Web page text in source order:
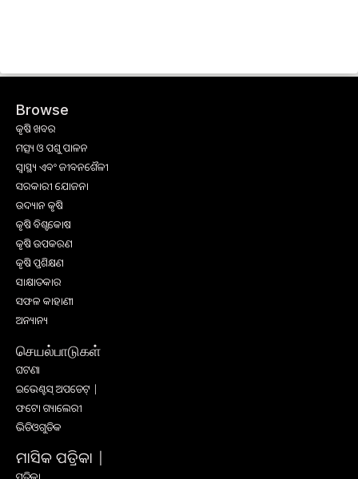
Browse
କୃଷି ଖବର
ମତ୍ସ୍ୟ ଓ ପଶୁ ପାଳନ
ସ୍ୱାସ୍ଥ୍ୟ ଏବଂ ଜୀବନଶୈଳୀ
ସରକାରୀ ଯୋଜନା
ଉଦ୍ୟାନ କୃଷି
କୃଷି ବିଶ୍ବକୋଷ
କୃଷି ଉପକରଣ
କୃଷି ପ୍ରଶିକ୍ଷଣ
ସାକ୍ଷାତକାର
ସଫଳ କାହାଣୀ
ଅନ୍ୟାନ୍ୟ
செயல்பாடுகள்
ଘଟଣା
ଇଭେଣ୍ଟସ୍ ଅପଡେଟ୍ |
ଫଟୋ ଗ୍ୟାଲେରୀ
ଭିଡିଓଗୁଡିକ
ମାସିକ ପତ୍ରିକା |